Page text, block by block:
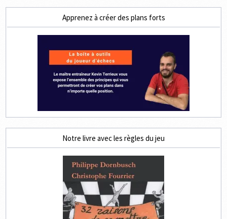
Apprenez à créer des plans forts
Notre livre avec les règles du jeu